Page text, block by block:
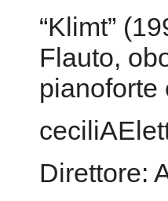
“Klimt”
Flauto,
pianoforte
Direttore: